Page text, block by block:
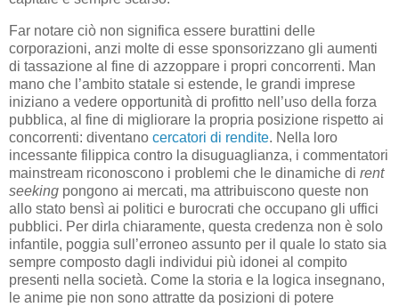
Far notare ciò non significa essere burattini delle
corporazioni, anzi molte di esse sponsorizzano gli aumenti
di tassazione al fine di azzoppare i propri concorrenti. Man
mano che l’ambito statale si estende, le grandi imprese
iniziano a vedere opportunità di profitto nell’uso della forza
pubblica, al fine di migliorare la propria posizione rispetto ai
concorrenti: diventano cercatori di rendite. Nella loro
incessante filippica contro la disuguaglianza, i commentatori
mainstream riconoscono i problemi che le dinamiche di rent
seeking pongono ai mercati, ma attribuiscono queste non
allo stato bensì ai politici e burocrati che occupano gli uffici
pubblici. Per dirla chiaramente, questa credenza non è solo
infantile, poggia sull’erroneo assunto per il quale lo stato sia
sempre composto dagli individui più idonei al compito
presenti nella società. Come la storia e la logica insegnano,
le anime pie non sono attratte da posizioni di potere